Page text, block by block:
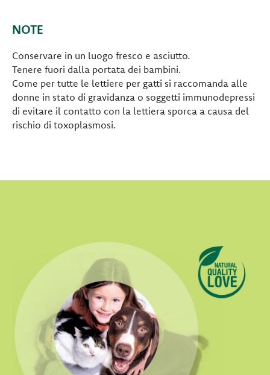
NOTE
Conservare in un luogo fresco e asciutto.
Tenere fuori dalla portata dei bambini.
Come per tutte le lettiere per gatti si raccomanda alle
donne in stato di gravidanza o soggetti immunodepressi
di evitare il contatto con la lettiera sporca a causa del
rischio di toxoplasmosi.